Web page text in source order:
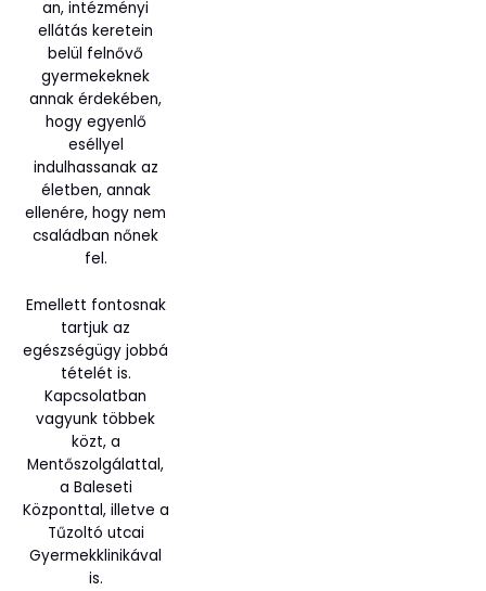
an, intézményi
ellátás keretein
belül felnővő
gyermekeknek
annak érdekében,
hogy egyenlő
eséllyel
indulhassanak az
életben, annak
ellenére, hogy nem
családban nőnek
fel.
Emellett fontosnak
tartjuk az
egészségügy jobbá
tételét is.
Kapcsolatban
vagyunk többek
közt, a
Mentőszolgálattal,
a Baleseti
Központtal, illetve a
Tűzoltó utcai
Gyermekklinikával
is.